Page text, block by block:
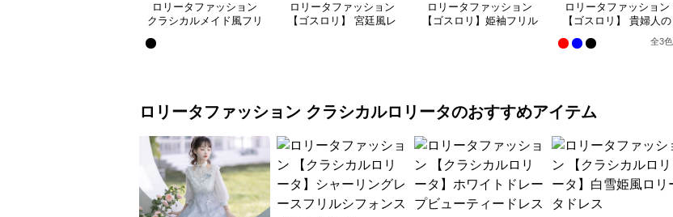
ロリータファッション
クラシカルメイド風フリ
ロリータファッション
【ゴスロリ】 宮廷風レ
ロリータファッション
【ゴスロリ】姫袖フリル
ロリータファッション
【ゴスロリ】 貴婦人の
優雅なティータイムドレ
全3色
ロリータファッション クラシカルロリータのおすすめアイテム